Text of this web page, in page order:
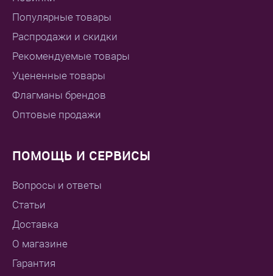
Популярные товары
Распродажи и скидки
Рекомендуемые товары
Уцененные товары
Флагманы брендов
Оптовые продажи
ПОМОЩЬ И СЕРВИСЫ
Вопросы и ответы
Статьи
Доставка
О магазине
Гарантия